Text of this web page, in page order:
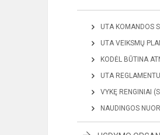
UTA KOMANDOS
UTA VEIKSMŲ
KODĖL BŪTINA
UTA
VYKĘ RENGINIAI
NAUDINGOS